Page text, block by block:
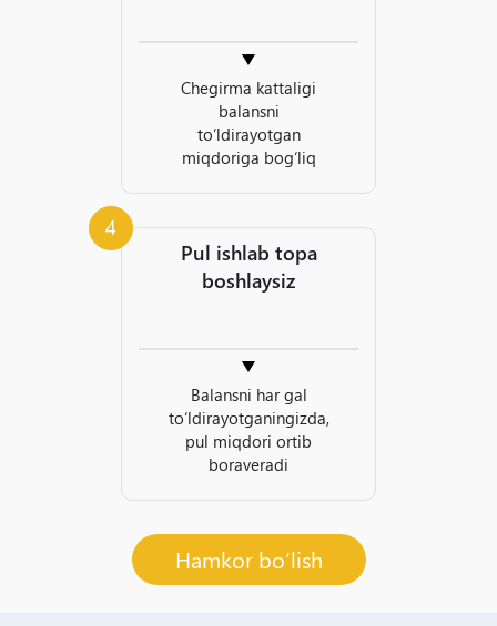
Chegirma kattaligi
balansni
to‘ldirayotgan
miqdoriga bog‘liq
Pul ishlab topa
boshlaysiz
Balansni har gal
to‘ldirayotganingizda,
pul miqdori ortib
boraveradi
4
Hamkor bo‘lish